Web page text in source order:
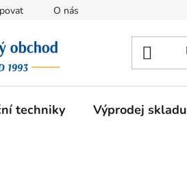
O nás
techniky Výprodej skladu